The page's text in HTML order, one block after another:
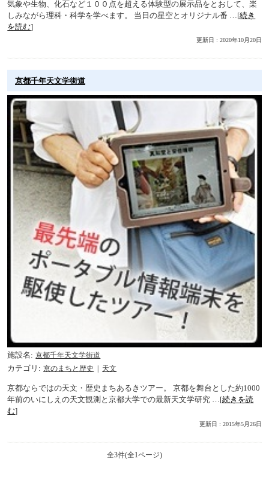
気象や生物、化石など１００点を超える体験型の展示品をとおして、楽
しみながら理科・科学を学べます。 当日の星空とオリジナル番 …[続き
を読む]
更新日 : 2020年10月20日
京都千年天文学街道
施設名
京都千年天文学街道
カテゴリ
京のまちと歴史 天文
京都ならではの天文・歴史まちあるきツアー。 京都を舞台とした約1000
年前のいにしえの天文観測と京都大学での最新天文学研究 …[続きを読
む]
更新日 : 2015年5月26日
全3件(全1ページ)